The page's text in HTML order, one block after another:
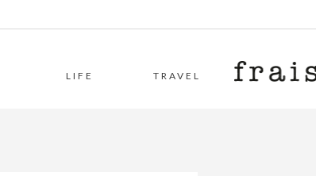
LIFE TRAVEL